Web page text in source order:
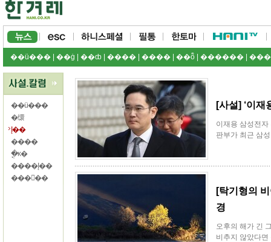
��ü��� ��ġ ��ȸ ���� ���� ��ȭ ������
��ü���
�缳
Į��
����
�ֳĸ�
����Į��
�����
[사설] ‘이재
이재용 삼성전
판부가 최근 삼
[탁기형의
경
오후의 해가 긴
비추지 않았다